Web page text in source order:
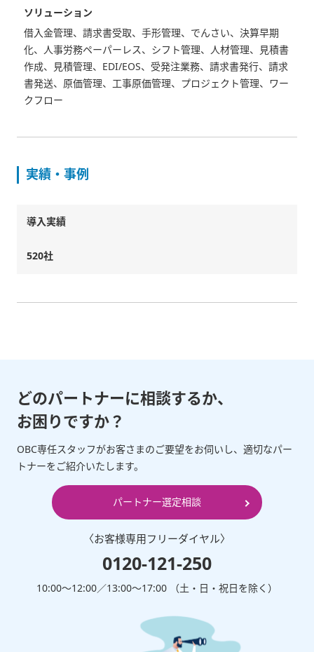
ソリューション
借入金管理、請求書受取、手形管理、でんさい、決算早期
化、人事労務ペーパーレス、シフト管理、人材管理、見積書
作成、見積管理、EDI/EOS、受発注業務、請求書発行、請求
書発送、原価管理、工事原価管理、プロジェクト管理、ワー
クフロー
実績・事例
導入実績
520社
どのパートナーに相談するか、
お困りですか？
OBC専任スタッフがお客さまのご要望をお伺いし、適切なパー
トナーをご紹介いたします。
パートナー選定相談
〈お客様専⽤フリーダイヤル〉
0120-121-250
10:00～12:00∕13:00～17:00 （⼟・⽇・祝⽇を除く）